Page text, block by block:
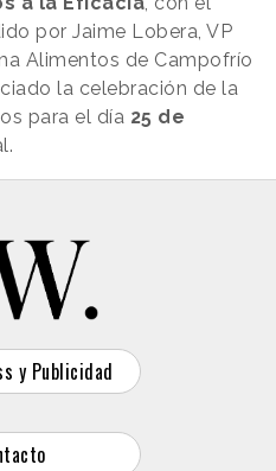
por Jaime Lobera, VP
Alimentos de Campofrío
la celebración de la
para el día 25 de
y Publicidad